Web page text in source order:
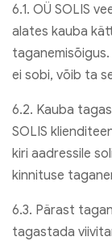
6.1. OÜ SOLIS
alates kauba
ei sobi, võib ta
6.2. Kauba
SOLIS
kiri aadressile
kinnituse
6.3. Pärast
tagastada